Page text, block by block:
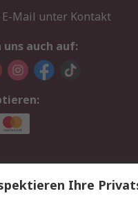
E-Mail unter Kontakt
uns auch auf:
ServicesIhre